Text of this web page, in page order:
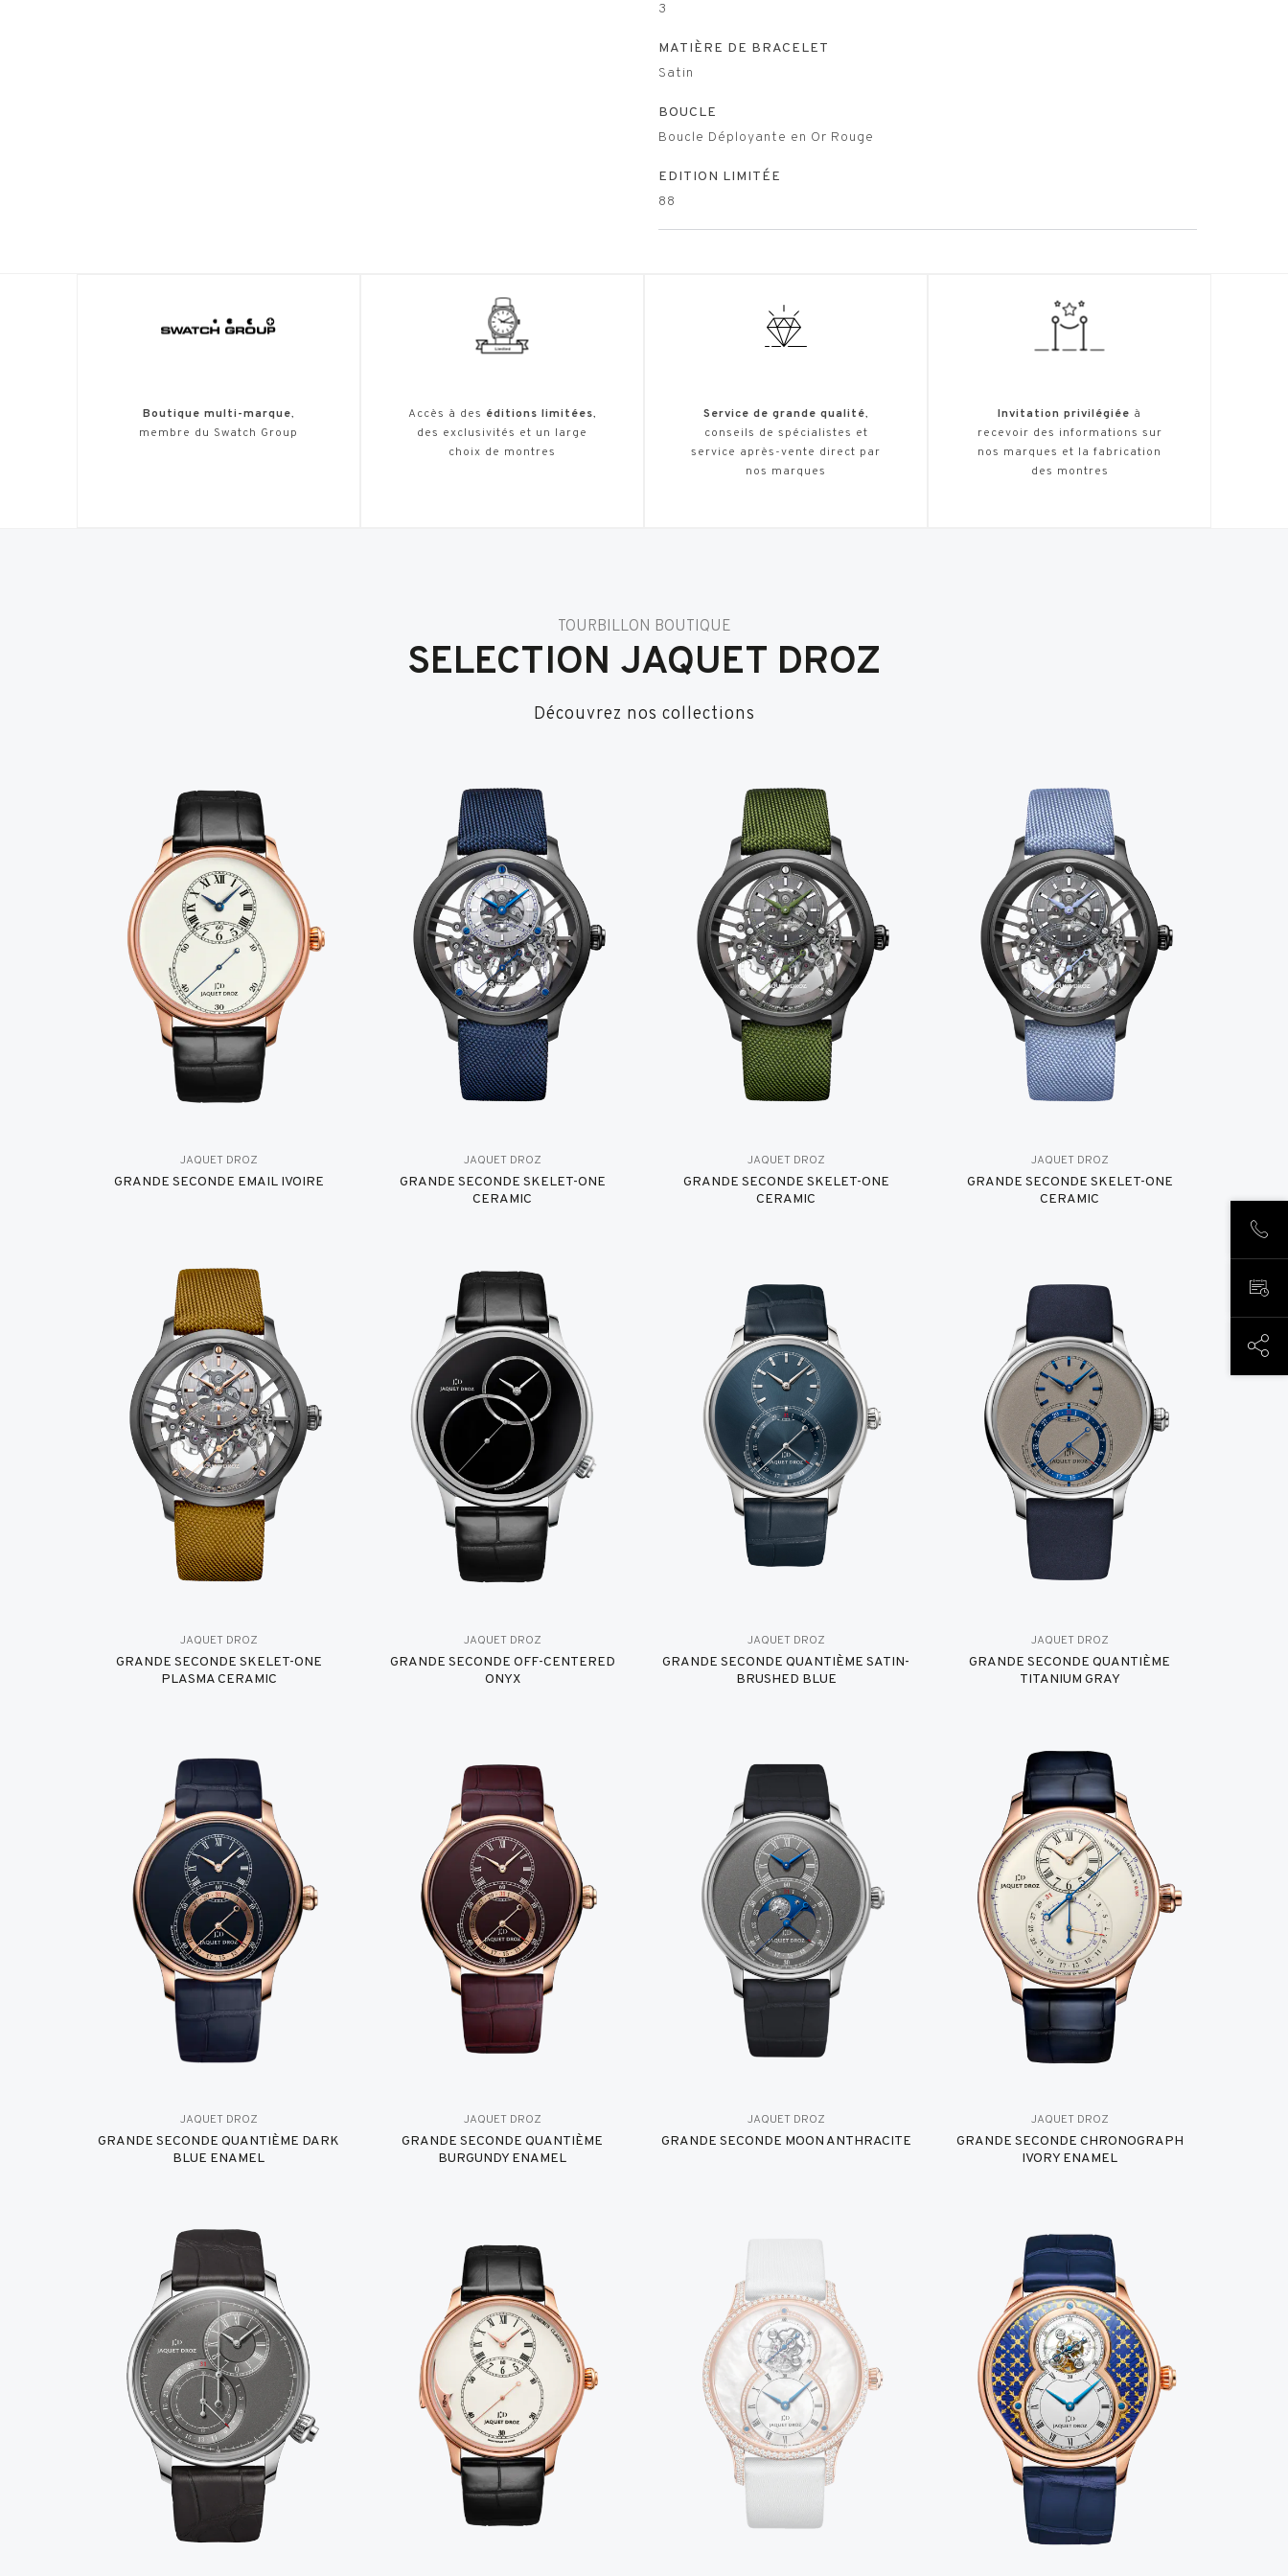
3
MATIÈRE DE BRACELET
Satin
BOUCLE
Boucle Déployante en Or Rouge
EDITION LIMITÉE
88
Boutique multi-marque,
membre du Swatch Group
Accès à des éditions limitées,
des exclusivités et un large
choix de montres
Service de grande qualité,
conseils de spécialistes et
service après-vente direct par
nos marques
Invitation privilégiée à
recevoir des informations sur
nos marques et la fabrication
des montres
TOURBILLON BOUTIQUE
SELECTION JAQUET DROZ
Découvrez nos collections
JAQUET DROZ
GRANDE SECONDE EMAIL IVOIRE
JAQUET DROZ
GRANDE SECONDE SKELET-ONE
CERAMIC
JAQUET DROZ
GRANDE SECONDE SKELET-ONE
CERAMIC
JAQUET DROZ
GRANDE SECONDE SKELET-ONE
CERAMIC
JAQUET DROZ
GRANDE SECONDE SKELET-ONE
PLASMA CERAMIC
JAQUET DROZ
GRANDE SECONDE OFF-CENTERED
ONYX
JAQUET DROZ
GRANDE SECONDE QUANTIÈME SATIN-
BRUSHED BLUE
JAQUET DROZ
GRANDE SECONDE QUANTIÈME
TITANIUM GRAY
JAQUET DROZ
GRANDE SECONDE QUANTIÈME DARK
BLUE ENAMEL
JAQUET DROZ
GRANDE SECONDE QUANTIÈME
BURGUNDY ENAMEL
JAQUET DROZ
GRANDE SECONDE MOON ANTHRACITE
JAQUET DROZ
GRANDE SECONDE CHRONOGRAPH
IVORY ENAMEL